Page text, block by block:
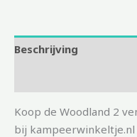
Beschrijving
Koop de Woodland 2
bij kampeerwinkeltje.nl